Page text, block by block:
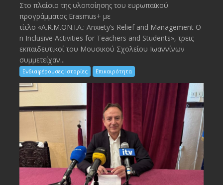
Στο πλαίσιο της υλοποίησης του ευρωπαϊκού
προγράμματος Erasmus+ με
τίτλο «A.R.M.ON.I.A.: Anxiety’s Relief and Management O
n Inclusive Activities for Teachers and Students», τρεις
εκπαιδευτικοί του Μουσικού Σχολείου Ιωαννίνων
συμμετείχαν...
Ενδιαφέρουσες Ιστορίες Επικαιρότητα